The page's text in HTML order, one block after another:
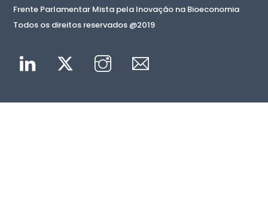
Frente Parlamentar Mista pela Inovação na Bioeconomia
Todos os direitos reservados @2019
Linkedin Twitter Instagram